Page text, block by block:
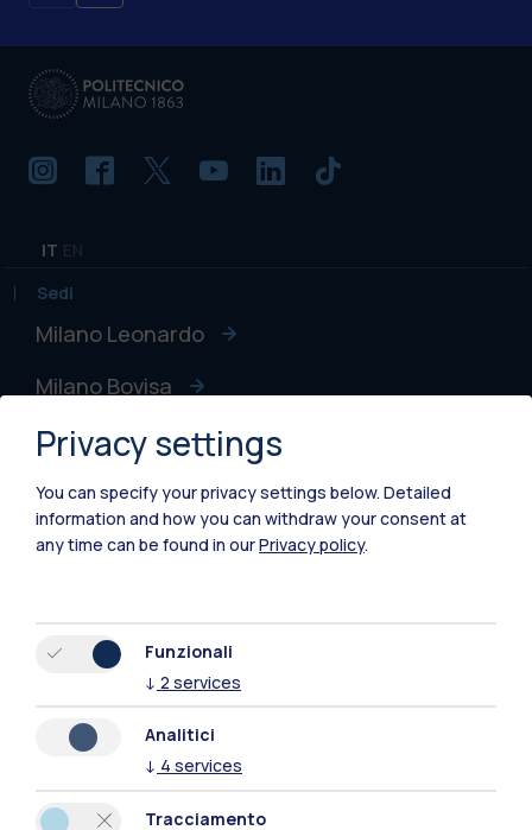
IT
Sedi
Milano Leonardo
Milano Bovisa
Cremona
Lecco
Mantova
Xi'an
Naviga il sito
Privacy settings
You can specify your privacy settings below. Detailed
information and how you can withdraw your consent at
any time can be found in ourPrivacy policy.
Funzionali
↓ 2 services
Analitici
↓ 4 services
Tracciamento